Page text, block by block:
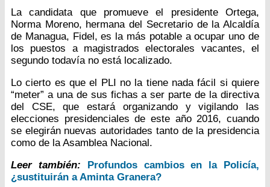
La candidata que promueve el presidente Ortega,
Norma Moreno, hermana del Secretario de la Alcaldía
de Managua, Fidel, es la más potable a ocupar uno de
los puestos a magistrados electorales vacantes, el
segundo todavía no está localizado.
Lo cierto es que el PLI no la tiene nada fácil si quiere
“meter” a una de sus fichas a ser parte de la directiva
del CSE, que estará organizando y vigilando las
elecciones presidenciales de este año 2016, cuando
se elegirán nuevas autoridades tanto de la presidencia
como de la Asamblea Nacional.
Leer también:
Profundos cambios en la Policía,
¿sustituirán a Aminta Granera?